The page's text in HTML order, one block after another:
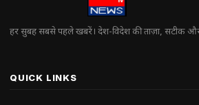
हर सुबह सबसे पहले खबरें। देश-विदेश की ताज़ा, सटीक और
QUICK LINKS